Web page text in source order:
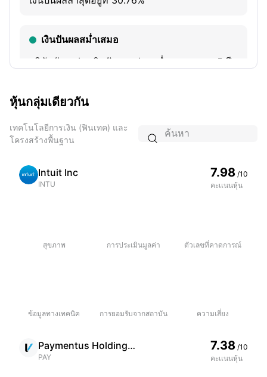
เงินปันผลสม่ำเสมอ
บริษัทยังคงจ่ายเงินปันผลอย่างสม่ำเสมอตลอด 5 ปี
30.76%
มูลค่าต่ำเกินจริง
เซ็นไทล์ต่ำสุดของรอบ 3 ปี
ลดลง 3.22% แบบไตรมาสต่อไตรมาส
นักลงทุนชื่อดัง Al Gore ถือหุ้นตัวนี้อยู่จำนวน
หุ้นกลุ่มเดียวกัน
เทคโนโลยีการเงิน (ฟินเทค) และ
โครงสร้างพื้นฐาน

Intuit Inc
INTU
7.98 /10
คะเเนนหุ้น
สุขภาพ การประเมินมูลค่า ตัวเลขที่คาดการณ์
ข้อมูลทางเทคนิค การยอมรับจากสถาบัน ความเสี่ยง
Paymentus Holdings Inc
PAY
7.38 /10
คะเเนนหุ้น